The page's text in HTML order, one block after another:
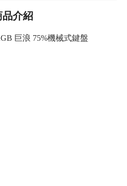
品介紹
巨浪 75%機械式鍵盤